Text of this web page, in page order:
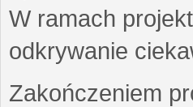
W ramach
odkrywanie
Zakończeniem